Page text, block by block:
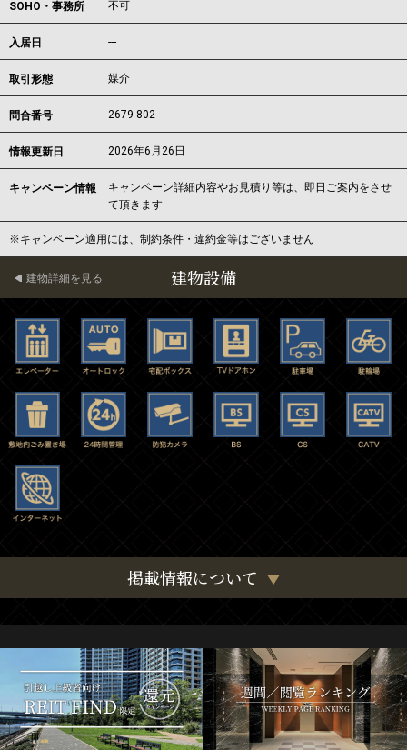
SOHO・事務所 不可
入居日 ---
取引形態 媒介
問合番号 2679-802
情報更新日 2026年6月26日
キャンペーン情報
キャンペーン詳細内容やお見積り等は、即日ご案内をさせ
て頂きます
※キャンペーン適用には、制約条件・違約金等はございません
建物設備
建物詳細を見る
掲載情報について